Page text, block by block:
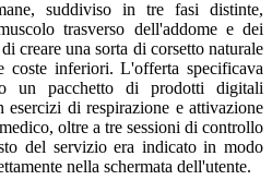
suddiviso in tre fasi distinte,
trasverso dell'addome e dei
creare una sorta di corsetto naturale
coste inferiori. L'offerta specificava
un pacchetto di prodotti digitali
di respirazione e attivazione
oltre a tre sessioni di controllo
del servizio era indicato in modo
nella schermata dell'utente.